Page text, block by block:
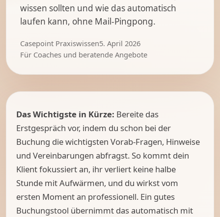
wissen sollten und wie das automatisch
laufen kann, ohne Mail-Pingpong.
Casepoint Praxiswissen5. April 2026
Für Coaches und beratende Angebote
Das Wichtigste in Kürze: Bereite das
Erstgespräch vor, indem du schon bei der
Buchung die wichtigsten Vorab-Fragen, Hinweise
und Vereinbarungen abfragst. So kommt dein
Klient fokussiert an, ihr verliert keine halbe
Stunde mit Aufwärmen, und du wirkst vom
ersten Moment an professionell. Ein gutes
Buchungstool übernimmt das automatisch mit